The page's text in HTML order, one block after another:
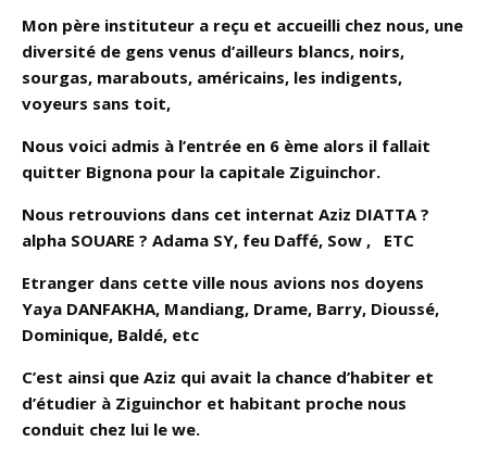
Mon père instituteur a reçu et accueilli chez nous, une
diversité de gens venus d’ailleurs blancs, noirs,
sourgas, marabouts, américains, les indigents,
voyeurs sans toit,
Nous voici admis à l’entrée en 6 ème alors il fallait
quitter Bignona pour la capitale Ziguinchor.
Nous retrouvions dans cet internat Aziz DIATTA ?
alpha SOUARE ? Adama SY, feu Daffé, Sow , ETC
Etranger dans cette ville nous avions nos doyens
Yaya DANFAKHA, Mandiang, Drame, Barry, Dioussé,
Dominique, Baldé, etc
C’est ainsi que Aziz qui avait la chance d’habiter et
d’étudier à Ziguinchor et habitant proche nous
conduit chez lui le we.